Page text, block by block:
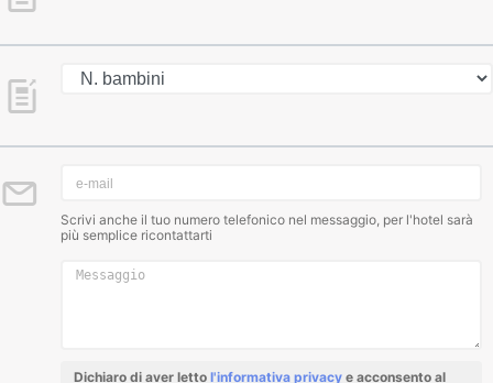
Scrivi anche il tuo numero telefonico nel messaggio, per l'hotel sarà
più semplice ricontattarti
Dichiaro di aver letto l'informativa privacy e acconsento al